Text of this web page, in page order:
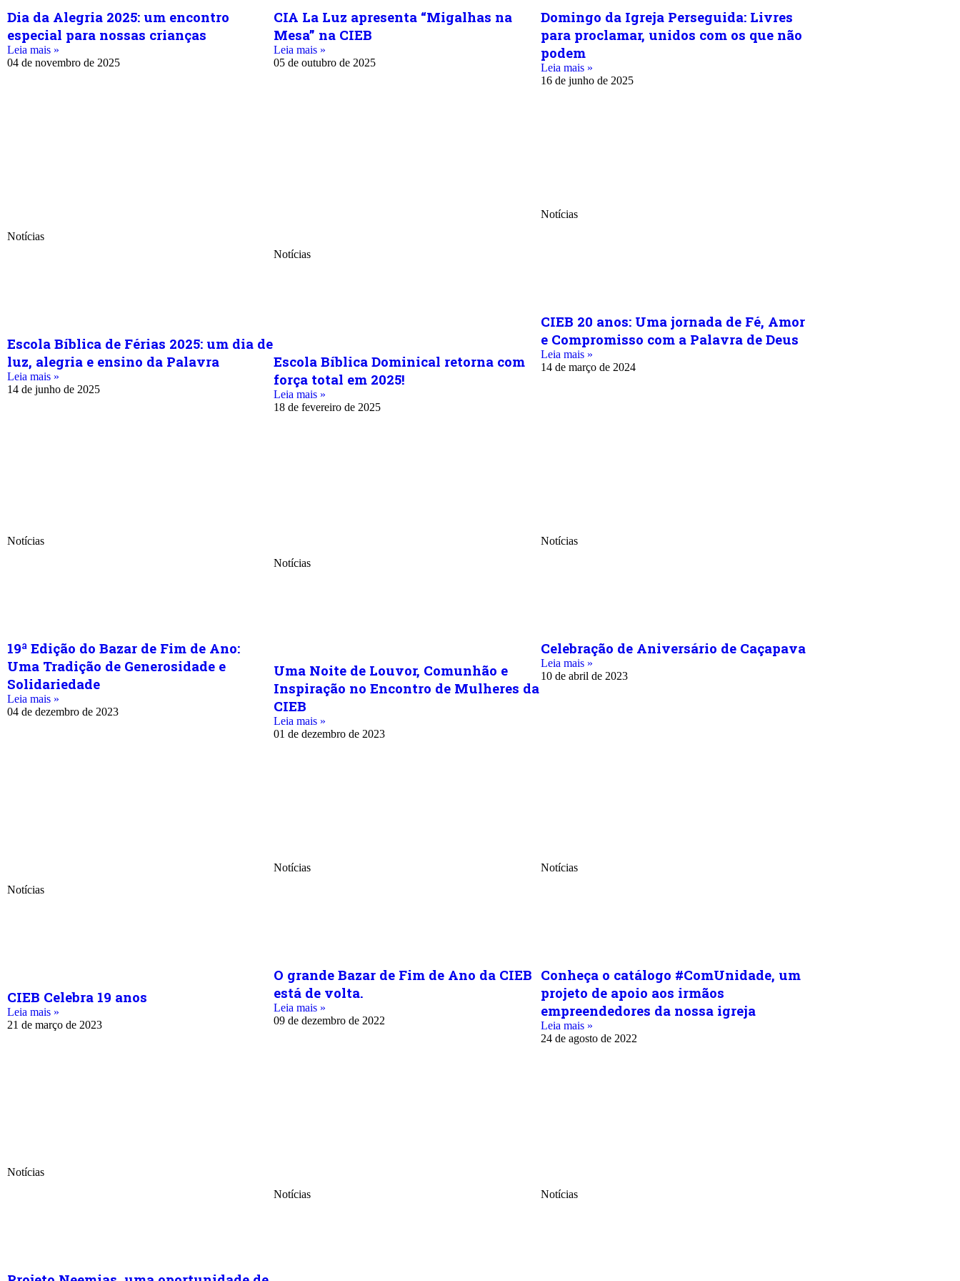
Dia da Alegria 2025: um encontro
especial para nossas crianças
Leia mais »
04 de novembro de 2025
CIA La Luz apresenta “Migalhas na
Mesa” na CIEB
Leia mais »
05 de outubro de 2025
Domingo da Igreja Perseguida: Livres
para proclamar, unidos com os que não
podem
Leia mais »
16 de junho de 2025
Notícias
Escola Bíblica de Férias 2025: um dia de
luz, alegria e ensino da Palavra
Leia mais »
14 de junho de 2025
Notícias
Escola Bíblica Dominical retorna com
força total em 2025!
Leia mais »
18 de fevereiro de 2025
Notícias
CIEB 20 anos: Uma jornada de Fé, Amor
e Compromisso com a Palavra de Deus
Leia mais »
14 de março de 2024
Notícias
19ª Edição do Bazar de Fim de Ano:
Uma Tradição de Generosidade e
Solidariedade
Leia mais »
04 de dezembro de 2023
Notícias
Uma Noite de Louvor, Comunhão e
Inspiração no Encontro de Mulheres da
CIEB
Leia mais »
01 de dezembro de 2023
Notícias
Celebração de Aniversário de Caçapava
Leia mais »
10 de abril de 2023
Notícias
CIEB Celebra 19 anos
Leia mais »
21 de março de 2023
Notícias
O grande Bazar de Fim de Ano da CIEB
está de volta.
Leia mais »
09 de dezembro de 2022
Notícias
Conheça o catálogo #ComUnidade, um
projeto de apoio aos irmãos
empreendedores da nossa igreja
Leia mais »
24 de agosto de 2022
Notícias
Notícias Notícias